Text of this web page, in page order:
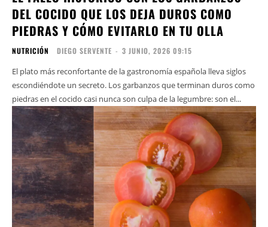
DEL COCIDO QUE LOS DEJA DUROS COMO
PIEDRAS Y CÓMO EVITARLO EN TU OLLA
NUTRICIÓN DIEGO SERVENTE - 3 JUNIO, 2026 09:15
El plato más reconfortante de la gastronomía española lleva siglos
escondiéndote un secreto. Los garbanzos que terminan duros como
piedras en el cocido casi nunca son culpa de la legumbre: son el...